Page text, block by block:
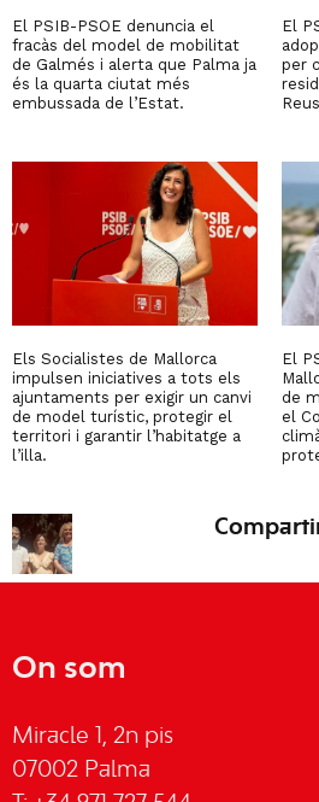
El PSIB-PSOE denuncia el
fracàs del model de mobilitat
de Galmés i alerta que Palma ja
és la quarta ciutat més
embussada de l’Estat.
El
per
Els Socialistes de Mallorca
impulsen iniciatives a tots els
ajuntaments per exigir un canvi
de model turístic, protegir el
territori i garantir l’habitatge a
l’illa.
El
de
el
On som
Miracle 1, 2n pis
07002 Palma